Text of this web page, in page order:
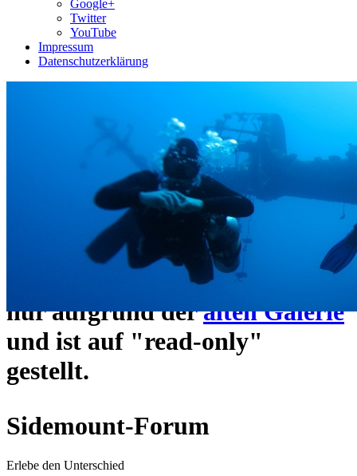
Google+
Twitter
YouTube
Impressum
Datenschutzerklärung
Das Sidemount-Forum ist auf
ein neues Forensystem
umgezogen und wie gewohnt
https://www.sidemount-
forum.com erreichbar.
Das alte Forum hier existiert
nur aufgrund deralten Galerie
und ist auf "read-only"
gestellt.
Sidemount-Forum
Erlebe den Unterschied